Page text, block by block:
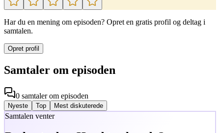
Har du en mening om episoden? Opret en gratis profil og deltag i
samtalen.
Opret profil
Samtaler om episoden
0 samtalerom episoden
Nyeste Top Mest diskuterede
Samtalen venter